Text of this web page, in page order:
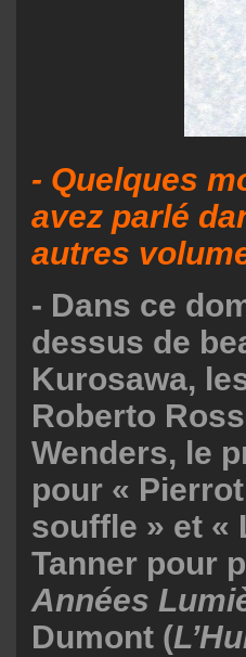
- Quelques
avez parlé
autres
- Dans ce
dessus de
Kurosawa,
Roberto
Wenders, le
pour «
souffle » et «
Tanner pour
Années
Dumont (